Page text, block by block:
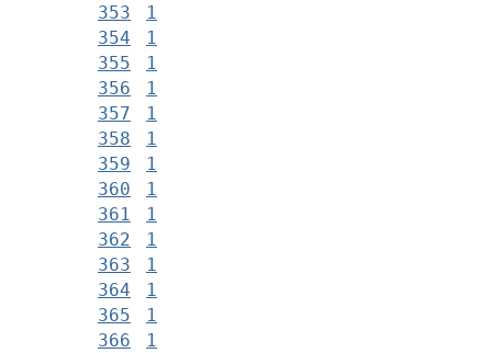
353
1
354
1
355
1
356
1
357
1
358
1
359
1
360
1
361
1
362
1
363
1
364
1
365
1
366
1